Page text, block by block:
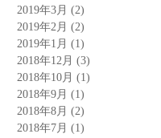
2019年3月 (2)
2019年2月 (2)
2019年1月 (1)
2018年12月 (3)
2018年10月 (1)
2018年9月 (1)
2018年8月 (2)
2018年7月 (1)